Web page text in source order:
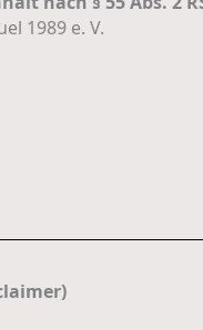
1989 e. V.